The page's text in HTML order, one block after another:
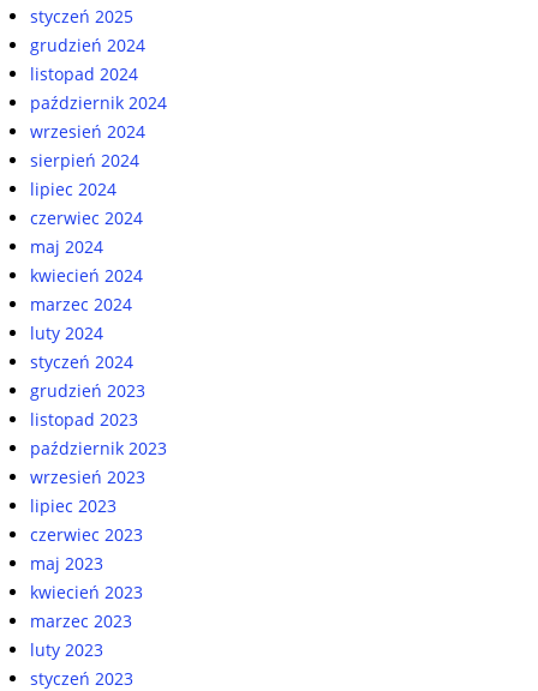
styczeń 2025
grudzień 2024
listopad 2024
październik 2024
wrzesień 2024
sierpień 2024
lipiec 2024
czerwiec 2024
maj 2024
kwiecień 2024
marzec 2024
luty 2024
styczeń 2024
grudzień 2023
listopad 2023
październik 2023
wrzesień 2023
lipiec 2023
czerwiec 2023
maj 2023
kwiecień 2023
marzec 2023
luty 2023
styczeń 2023